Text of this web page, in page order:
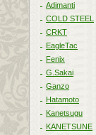
Adimanti
COLD STEEL
CRKT
EagleTac
Fenix
G.Sakai
Ganzo
Hatamoto
Kanetsugu
KANETSUNE